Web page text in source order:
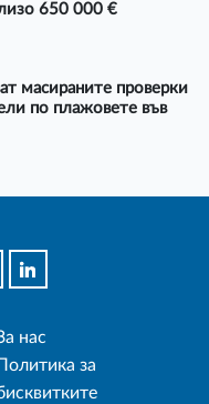
650 000 €
масираните проверки
по плажовете във
нас
Политика за